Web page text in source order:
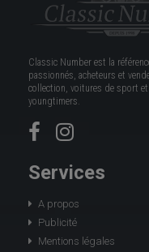
Classic Number est la
passionnés, acheteurs et
collection, voitures de sport
youngtimers.
Services
A propos
Publicité
Mentions légales